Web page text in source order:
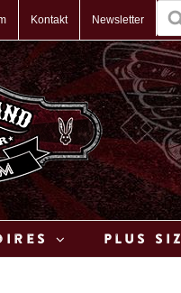
Kontakt Newsletter
Plus